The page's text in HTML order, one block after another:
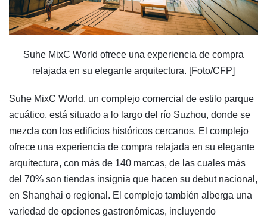
Suhe MixC World ofrece una experiencia de compra
relajada en su elegante arquitectura. [Foto/CFP]
Suhe MixC World, un complejo comercial de estilo parque
acuático, está situado a lo largo del río Suzhou, donde se
mezcla con los edificios históricos cercanos. El complejo
ofrece una experiencia de compra relajada en su elegante
arquitectura, con más de 140 marcas, de las cuales más
del 70% son tiendas insignia que hacen su debut nacional,
en Shanghai o regional. El complejo también alberga una
variedad de opciones gastronómicas, incluyendo